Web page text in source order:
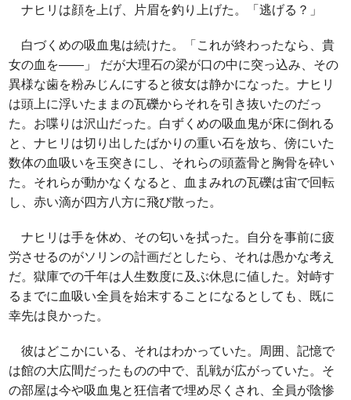
ナヒリは顔を上げ、片眉を釣り上げた。「逃げる？」
白づくめの吸血鬼は続けた。「これが終わったなら、貴
女の血を――」 だが大理石の梁が口の中に突っ込み、その
異様な歯を粉みじんにすると彼女は静かになった。ナヒリ
は頭上に浮いたままの瓦礫からそれを引き抜いたのだっ
た。お喋りは沢山だった。白ずくめの吸血鬼が床に倒れる
と、ナヒリは切り出したばかりの重い石を放ち、傍にいた
数体の血吸いを玉突きにし、それらの頭蓋骨と胸骨を砕い
た。それらが動かなくなると、血まみれの瓦礫は宙で回転
し、赤い滴が四方八方に飛び散った。
ナヒリは手を休め、その匂いを拭った。自分を事前に疲
労させるのがソリンの計画だとしたら、それは愚かな考え
だ。獄庫での千年は人生数度に及ぶ休息に値した。対峙す
るまでに血吸い全員を始末することになるとしても、既に
幸先は良かった。
彼はどこかにいる、それはわかっていた。周囲、記憶で
は館の大広間だったものの中で、乱戦が広がっていた。そ
の部屋は今や吸血鬼と狂信者で埋め尽くされ、全員が陰惨